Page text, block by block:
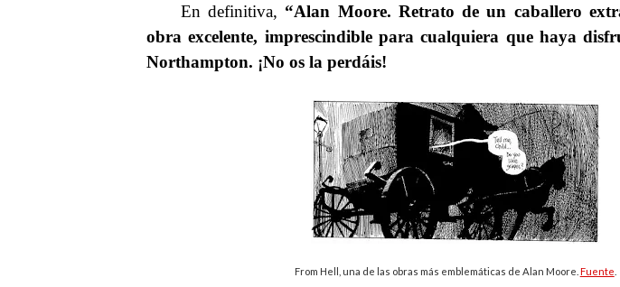
En definitiva, “Alan Moore. Retrato de un caballero
obra excelente, imprescindible para cualquiera que haya
Northampton. ¡No os la perdáis!
From Hell, una de las obras más emblemáticas de Alan Moore. Fuente